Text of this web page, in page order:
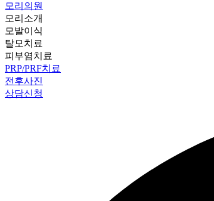
모리의원
모리소개
모발이식
탈모치료
피부염치료
PRP/PRF치료
전후사진
상담신청